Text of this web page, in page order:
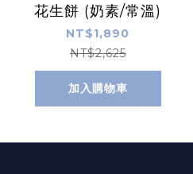
花生餅 (奶素/常溫)
NT$1,890
NT$2,625
加入購物車